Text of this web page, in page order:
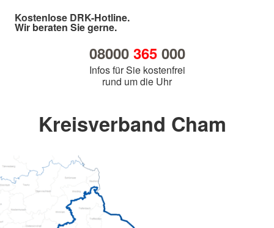
Kostenlose DRK-Hotline.
Wir beraten Sie gerne.
08000 365000
Infos für Sie kostenfrei
rund um die Uhr
Kreisverband Cham